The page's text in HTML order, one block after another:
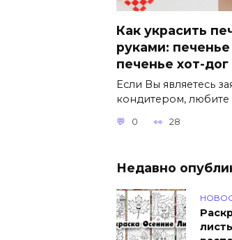
Как украсить
руками:
печенье хот-дог
Если Вы являетесь
кондитером, любите
0 28
Недавно